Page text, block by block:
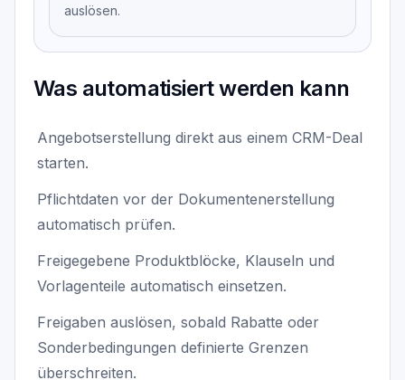
auslösen.
Was automatisiert werden kann
Angebotserstellung direkt aus einem CRM-Deal
starten.
Pflichtdaten vor der Dokumentenerstellung
automatisch prüfen.
Freigegebene Produktblöcke, Klauseln und
Vorlagenteile automatisch einsetzen.
Freigaben auslösen, sobald Rabatte oder
Sonderbedingungen definierte Grenzen
überschreiten.